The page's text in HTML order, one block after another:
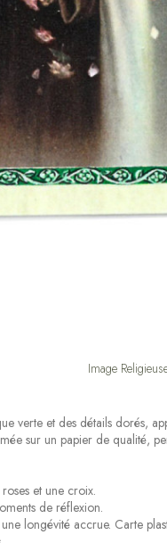
Image
verte et des détails dorés,
sur un papier de qualité,
et une croix.
de réflexion.
longévité accrue. Carte